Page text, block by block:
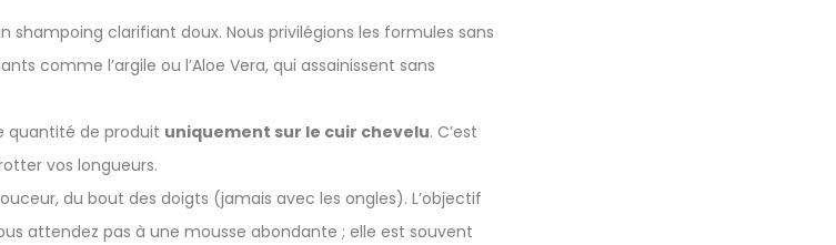
shampoing clarifiant doux. Nous privilégions les formules sans
comme l’argile ou l’Aloe Vera, qui assainissent sans
quantité de produit uniquement sur le cuir chevelu. C’est
vos longueurs.
du bout des doigts (jamais avec les ongles). L’objectif
attendez pas à une mousse abondante ; elle est souvent